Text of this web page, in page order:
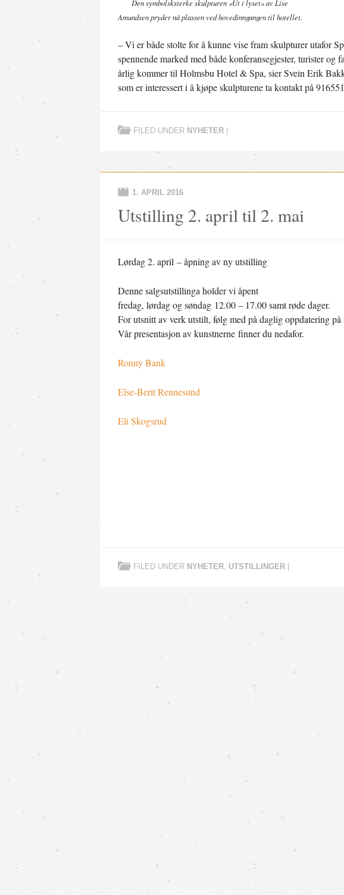
Den symbolsksterke skulpturen «Ut i lyset» av Lise
Amundsen pryder nå plassen ved hovedinngangen til hotellet.
– Vi er både stolte for å kunne vise fram skulpturer utafor
spennende marked med både konferansegjester, turister og
årlig kommer til Holmsbu Hotel & Spa, sier Svein Erik
som er interessert i å kjøpe skulpturene ta kontakt på
FILED UNDER NYHETER |
1. APRIL 2016
Utstilling 2. april til 2. mai
Lørdag 2. april – åpning av ny utstilling
Denne salgsutstillinga holder vi åpent
fredag, lørdag og søndag 12.00 – 17.00 samt røde dager.
For utsnitt av verk utstilt, følg med på daglig oppdatering på
Vår presentasjon av kunstnerne finner du nedafor.
Ronny Bank
Else-Berit Rennesund
Eli Skogsrud
FILED UNDER NYHETER, UTSTILLINGER